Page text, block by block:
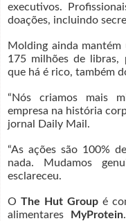
executivos.
doações, incluindo
Molding ainda
175 milhões de libras,
que há é rico, também
“Nós criamos mais
empresa na história
jornal Daily Mail.
“As ações são 100%
nada. Mudamos
esclareceu.
O The Hut Group é
alimentares
MyProtein